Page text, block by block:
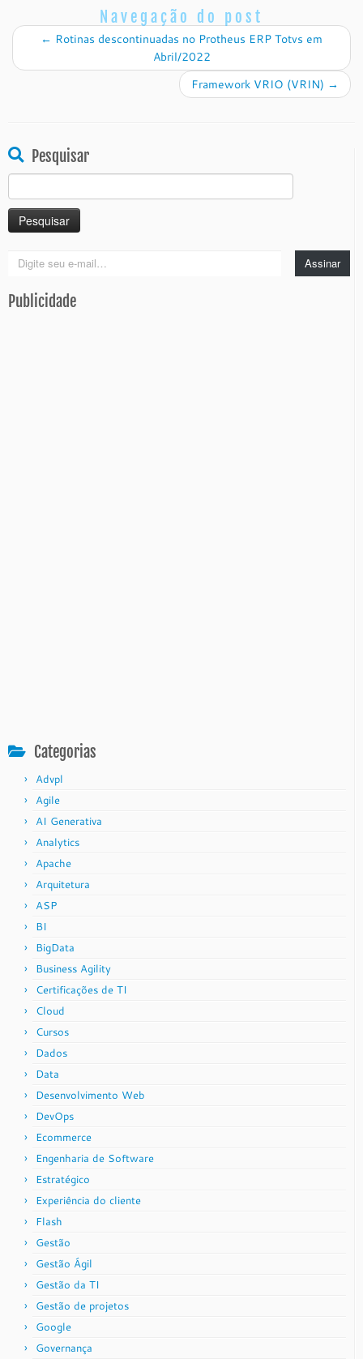
Navegação do post
← Rotinas descontinuadas no Protheus ERP Totvs em
Abril/2022
Framework VRIO (VRIN) →
Pesquisar
por:
Digite
e-
mail…
Assinar
Publicidade
Categorias
Advpl
Agile
AI Generativa
Analytics
Apache
Arquitetura
ASP
BI
BigData
Business Agility
Certificações de TI
Cloud
Cursos
Dados
Data
Desenvolvimento Web
DevOps
Ecommerce
Engenharia de Software
Estratégico
Experiência do cliente
Flash
Gestão
Gestão Ágil
Gestão da TI
Gestão de projetos
Google
Governança